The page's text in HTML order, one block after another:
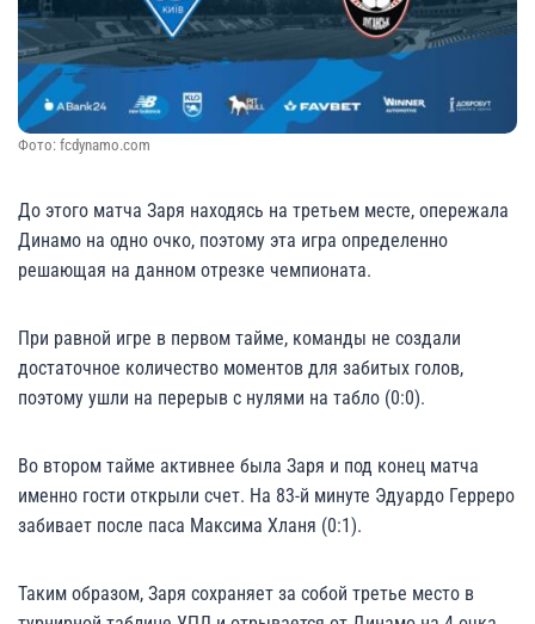
Фото: fcdynamo.com
До этого матча Заря находясь на третьем месте, опережала
Динамо на одно очко, поэтому эта игра определенно
решающая на данном отрезке чемпионата.
При равной игре в первом тайме, команды не создали
достаточное количество моментов для забитых голов,
поэтому ушли на перерыв с нулями на табло (0:0).
Во втором тайме активнее была Заря и под конец матча
именно гости открыли счет. На 83-й минуте Эдуардо Герреро
забивает после паса Максима Хланя (0:1).
Таким образом, Заря сохраняет за собой третье место в